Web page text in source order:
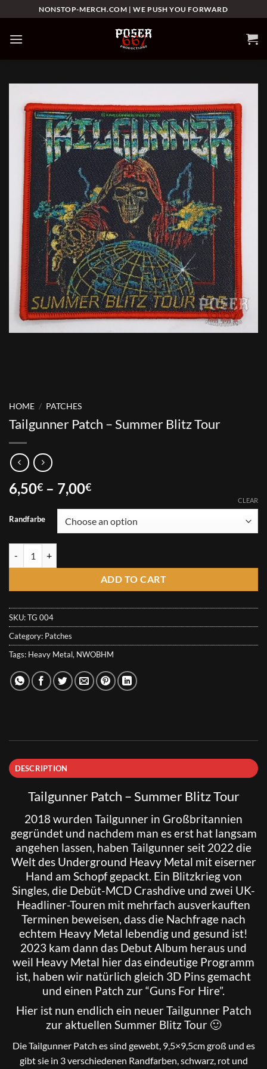
to
content
NONSTOP-MERCH.COM | WE PUSH YOU FORWARD
HOME / PATCHES
Tailgunner Patch – Summer Blitz Tour
6,50€ – 7,00€Price
6,50€
through
Randfarbe
CLEAR
ADD TO CART
SKU:TG 004
Category: Patches
Tags: Heavy Metal, NWOBHM
DESCRIPTION
Tailgunner Patch – Summer Blitz Tour
2018 wurden Tailgunner in Großbritannien
gegründet und nachdem man es erst hat langsam
angehen lassen, haben Tailgunner seit 2022 die
Welt des Underground Heavy Metal mit eiserner
Hand am Schopf gepackt. Ein Blitzkrieg von
Singles, die Debüt-MCD Crashdive und zwei UK-
Headliner-Touren mit mehrfach ausverkauften
Terminen beweisen, dass die Nachfrage nach
echtem Heavy Metal lebendig und gesund ist!
2023 kam dann das Debut Album heraus und
weil Heavy Metal hier das eindeutige Programm
ist, haben wir natürlich gleich 3D Pins gemacht
und einen Patch zur “Guns For Hire”.
Hier ist nun endlich ein neuer Tailgunner Patch
zur aktuellen Summer Blitz Tour 🙂
Die Tailgunner Patch es sind gewebt, 9,5×9,5cm groß und es
gibt sie in 3 verschiedenen Randfarben, schwarz, rot und